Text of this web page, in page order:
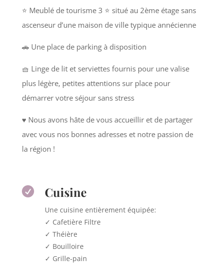
⭐️ Meublé de tourisme 3 ⭐️ situé au 2ème étage sans
ascenseur d’une maison de ville typique annécienne
🚗 Une place de parking à disposition
🧺 Linge de lit et serviettes fournis pour une valise
plus légère, petites attentions sur place pour
démarrer votre séjour sans stress
♥️ Nous avons hâte de vous accueillir et de partager
avec vous nos bonnes adresses et notre passion de
la région !
 Cuisine
Une cuisine entièrement équipée:
✓ Cafetière Filtre
✓ Théière
✓ Bouilloire
✓ Grille-pain